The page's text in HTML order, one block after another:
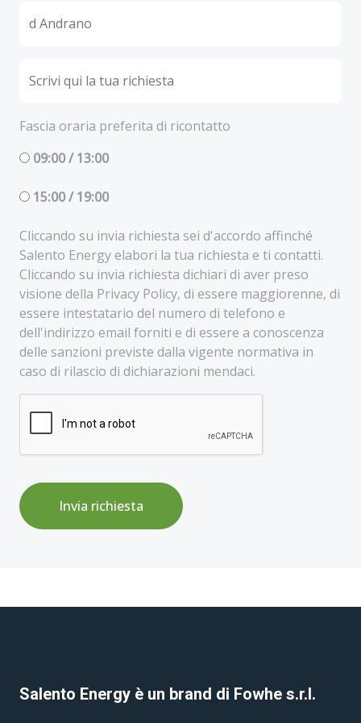
Fascia oraria preferita di ricontatto
09:00 / 13:00
15:00 / 19:00
Cliccando su invia richiesta sei d'accordo affinché
Salento Energy elabori la tua richiesta e ti contatti.
Cliccando su invia richiesta dichiari di aver preso
visione della Privacy Policy, di essere maggiorenne, di
essere intestatario del numero di telefono e
dell'indirizzo email forniti e di essere a conoscenza
delle sanzioni previste dalla vigente normativa in
caso di rilascio di dichiarazioni mendaci.
Invia richiesta
Salento Energy è un brand di Fowhe s.r.l.